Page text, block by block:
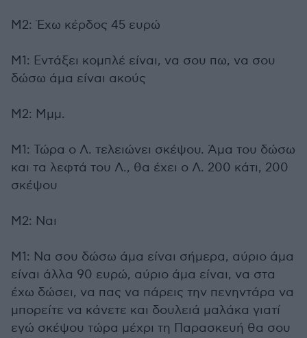
Μ2: Έχω κέρδος 45 ευρώ
Μ1: Εντάξει κομπλέ είναι, να σου πω, να σου
δώσω άμα είναι ακούς
Μ2: Μμμ.
Μ1: Τώρα ο Λ. τελειώνει σκέψου. Άμα του δώσω
και τα λεφτά του Λ., θα έχει ο Λ. 200 κάτι, 200
σκέψου
Μ2: Ναι
Μ1: Να σου δώσω άμα είναι σήμερα, αύριο άμα
είναι άλλα 90 ευρώ, αύριο άμα είναι, να στα
έχω δώσει, να πας να πάρεις την πενηντάρα να
μπορείτε να κάνετε και δουλειά μαλάκα γιατί
εγώ σκέψου τώρα μέχρι τη Παρασκευή θα σου